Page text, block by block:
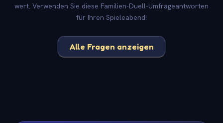
wert. Verwenden Sie diese Familien-Duell-Umfrageantworten
für Ihren Spieleabend!
Alle Fragen anzeigen